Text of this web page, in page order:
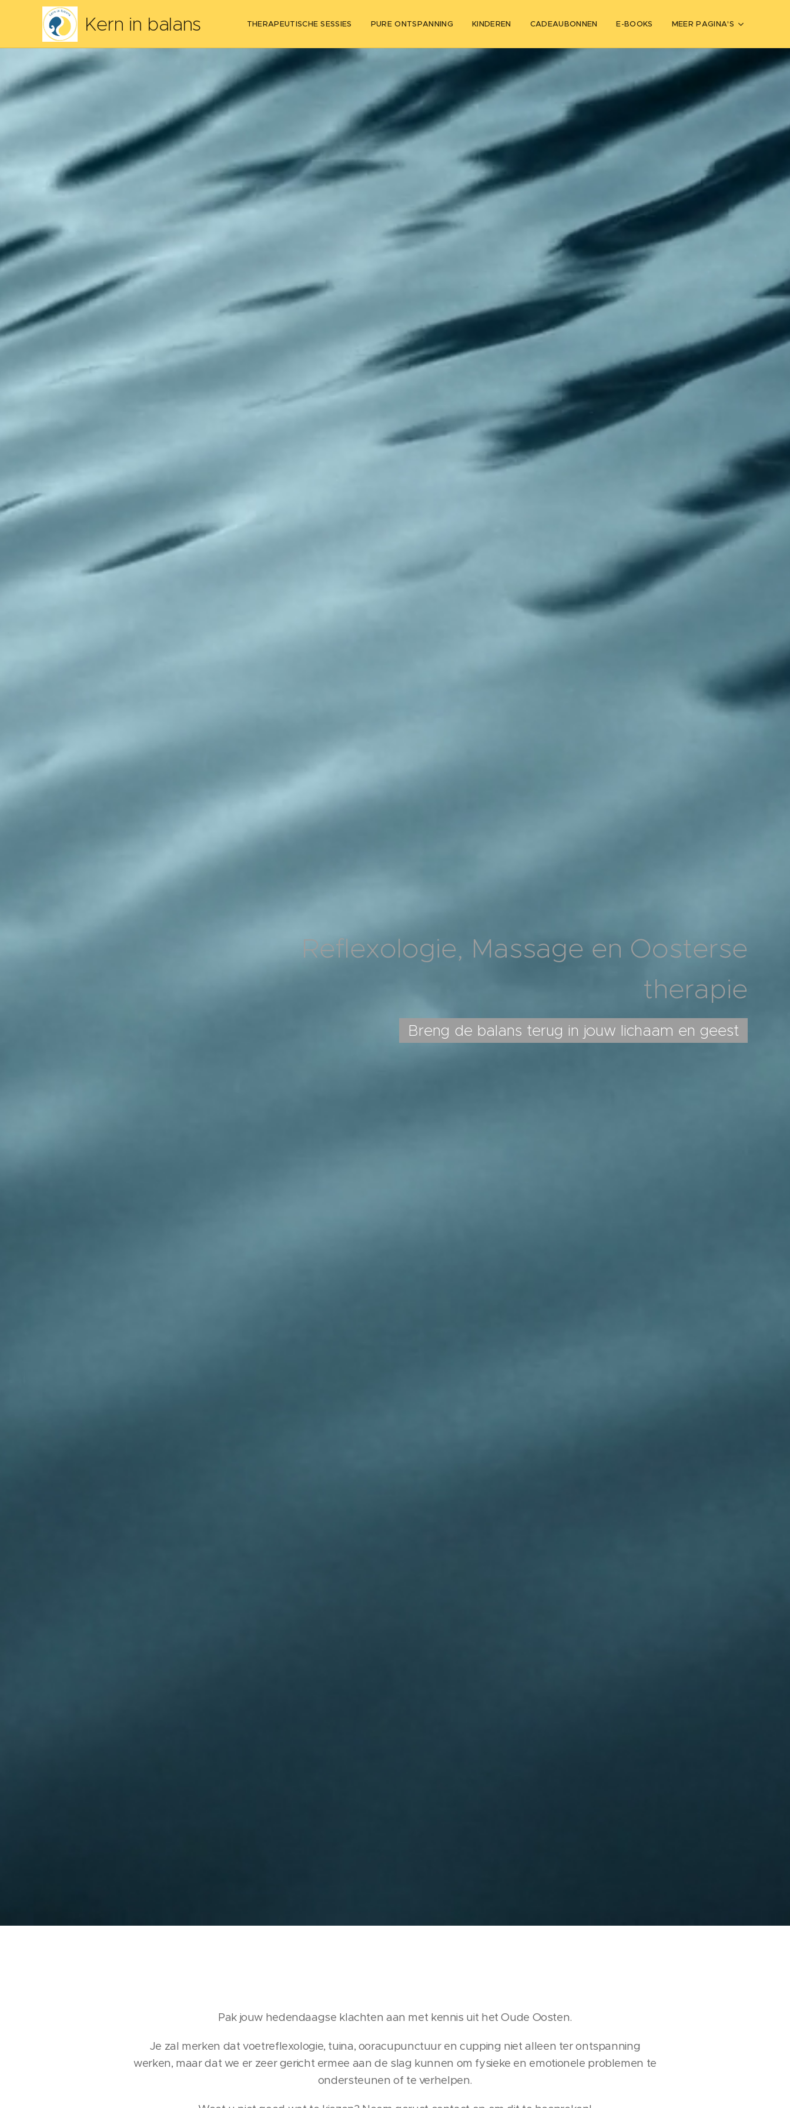
Kern in balans THERAPEUTISCHE SESSIES PURE ONTSPANNING KINDEREN CADEAUBONNEN E-BOOKS MEER PAGINA'S
Reflexologie, Massage en Oosterse
therapie
Breng de balans terug in jouw lichaam en geest
Pak jouw hedendaagse klachten aan met kennis uit het Oude Oosten.
Je zal merken dat voetreflexologie, tuina, ooracupunctuur en cupping niet alleen ter ontspanning
werken, maar dat we er zeer gericht ermee aan de slag kunnen om fysieke en emotionele problemen te
ondersteunen of te verhelpen.